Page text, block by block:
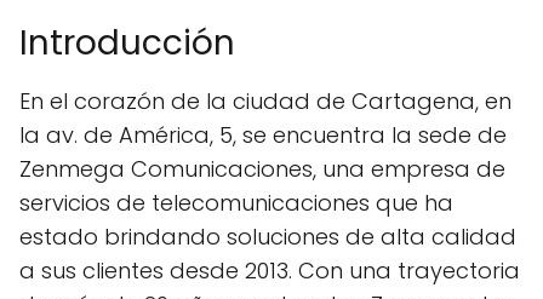
Introducción
En el corazón de la ciudad de Cartagena, en
la av. de América, 5, se encuentra la sede de
Zenmega Comunicaciones, una empresa de
servicios de telecomunicaciones que ha
estado brindando soluciones de alta calidad
a sus clientes desde 2013. Con una trayectoria